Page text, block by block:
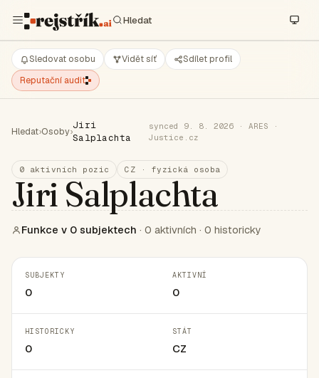
Sledovat osobu Vidět síť
Sdílet profil
Reputační audit
Hledat›Osoby›
Jiri
Salplachta
synced 9. 8. 2026 · ARES ·
Justice.cz
0 aktivních pozic CZ · fyzická osoba
Jiri Salplachta
Funkce v 0 subjektech · 0 aktivních · 0 historicky
SUBJEKTY
0
AKTIVNÍ
0
HISTORICKY
0
STÁT
CZ